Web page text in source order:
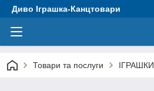
Диво Іграшка-Канцтовари
Товари та послуги ІГРАШКИ